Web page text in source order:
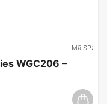
Mã SP:
WGC206 –